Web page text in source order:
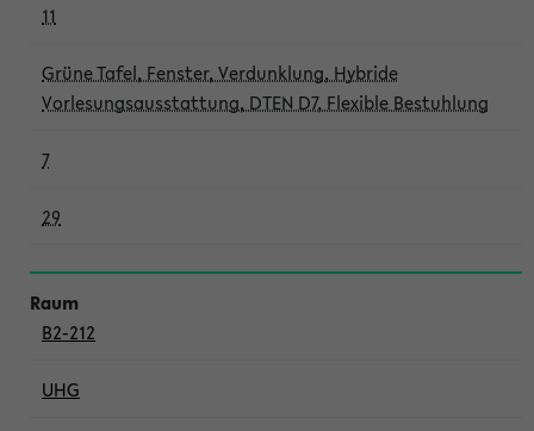
11
Grüne Tafel, Fenster, Verdunklung, Hybride
Vorlesungsausstattung, DTEN D7, Flexible Bestuhlung
7
29
B2-212
UHG